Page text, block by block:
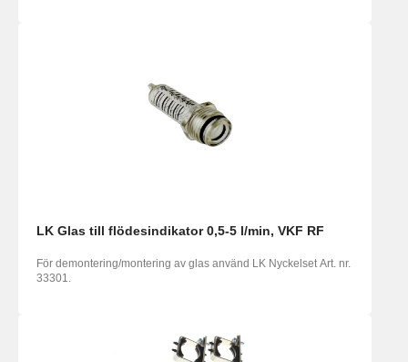
LK Glas till flödesindikator 0,5-5 l/min, VKF RF
För demontering/montering av glas använd LK Nyckelset Art. nr.
33301.